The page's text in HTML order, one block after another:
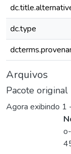
dc.type
Arquivos
Pacote original
Agora exibindo 1